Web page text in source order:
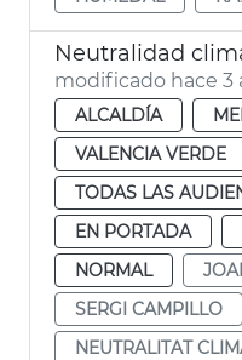
Neutralidad
modificado hace 3
ALCALDÍA
VALENCIA VERDE
TODAS LAS
EN PORTADA
NORMAL
SERGI CAMPILLO
NEUTRALITAT